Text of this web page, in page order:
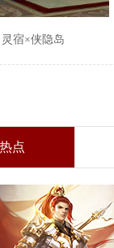
宿×侠隐岛
点